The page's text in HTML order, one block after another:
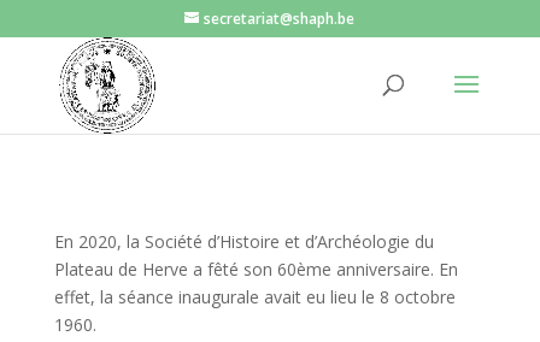
secretariat@shaph.be
En 2020, la Société d’Histoire et d’Archéologie du
Plateau de Herve a fêté son 60ème anniversaire. En
effet, la séance inaugurale avait eu lieu le 8 octobre
1960.